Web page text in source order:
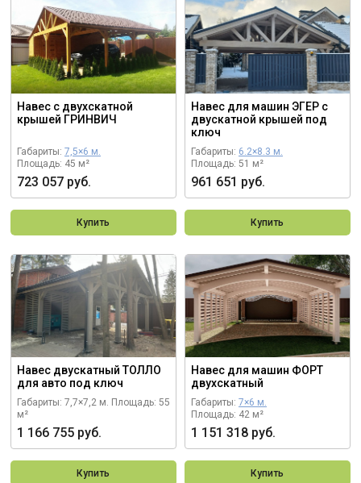
Навес с двухскатной
крышей ГРИНВИЧ
Габариты: 7,5×6 м.
Площадь: 45 м²
723 057 руб.
Купить
Навес для машин ЭГЕР с
двускатной крышей под
ключ
Габариты: 6.2×8.3 м.
Площадь: 51 м²
961 651 руб.
Купить
Навес двускатный ТОЛЛО
для авто под ключ
Габариты: 7,7×7,2 м. Площадь: 55
м²
1 166 755 руб.
Купить
Навес для машин ФОРТ
двухскатный
Габариты: 7×6 м.
Площадь: 42 м²
1 151 318 руб.
Купить